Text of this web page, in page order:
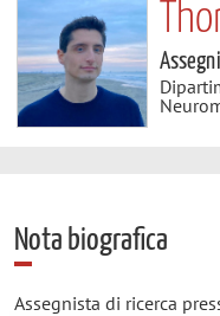
Nota biografica
Assegnista di ricerca